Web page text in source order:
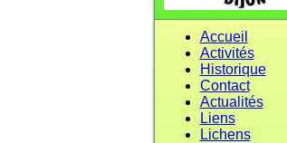
Accueil
Activités
Historique
Contact
Actualités
Liens
Lichens